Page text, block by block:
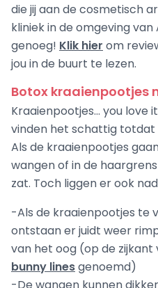
die jij aan de cosmetisch
kliniek in de omgeving
genoeg! Klik hier om
jou in de buurt te lezen.
Botox kraaienpootjes
Kraaienpootjes... you love
vinden het schattig totdat
Als de kraaienpootjes
wangen of in de
zat. Toch liggen er ook
-Als de kraaienpootjes te
ontstaan er juidt weer
van het oog (op de zijkant
bunny linesgenoemd)